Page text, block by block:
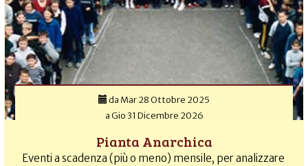
da Mar 28 Ottobre 2025
aGio 31 Dicembre 2026
Pianta Anarchica
Eventi a scadenza (più o meno) mensile, per analizzare